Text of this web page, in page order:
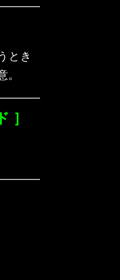
とき
］